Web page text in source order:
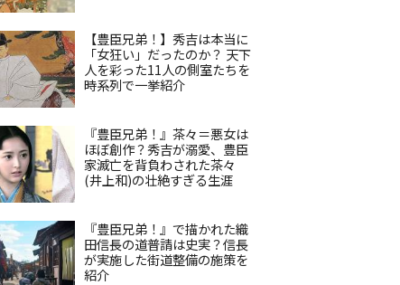
【豊臣兄弟！】秀吉は本当に
「女狂い」だったのか？ 天下
人を彩った11人の側室たちを
時系列で一挙紹介
『豊臣兄弟！』茶々＝悪女は
ほぼ創作？秀吉が溺愛、豊臣
家滅亡を背負わされた茶々
(井上和)の壮絶すぎる生涯
『豊臣兄弟！』で描かれた織
田信長の道普請は史実？信長
が実施した街道整備の施策を
紹介